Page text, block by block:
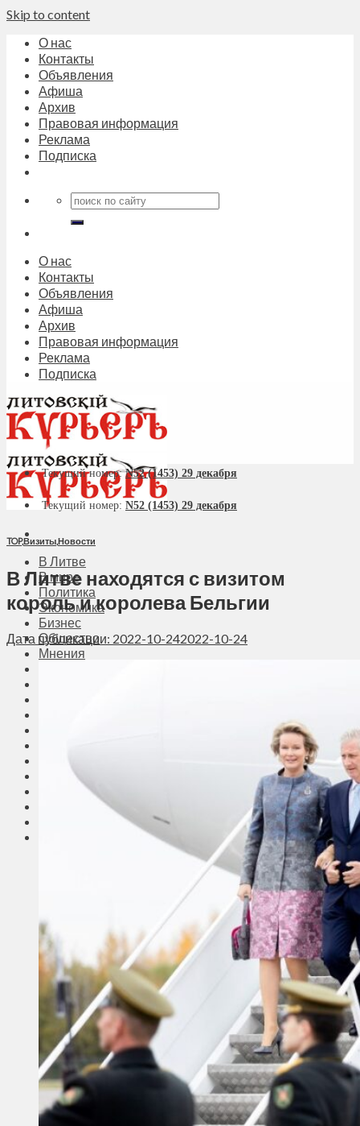
Skip to content
О нас
Контакты
Объявления
Афиша
Архив
Правовая информация
Реклама
Подписка
О нас
Контакты
Объявления
Афиша
Архив
Правовая информация
Реклама
Подписка
В Литве
В мире
Политика
Экономика
Бизнес
Общество
Мнения
Калейдоскоп
Сейм Литвы
Здравоохранение
Экология
Происшествия
Приграничье
Деньги
Визиты
Выборы
Агроновости
Едим дома
Ищу семью
Духовное пространство
Спорт
Текущий номер:N52 (1453) 29 декабря
Текущий номер: N52 (1453) 29 декабря
TOP,Визиты,Новости
В Литве находятся с визитом
король и королева Бельгии
Дата публикации: 2022-10-242022-10-24